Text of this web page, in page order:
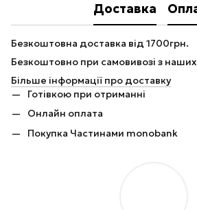
Доставка
Безкоштовна доставка від 1700грн.
Безкоштовно при самовивозі з наших
Більше інформації про доставку
Готівкою при отриманні
Онлайн оплата
Покупка Частинами monobank